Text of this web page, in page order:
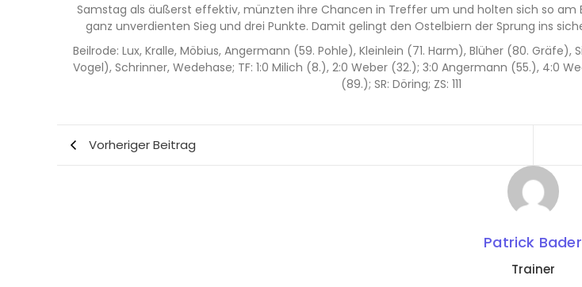
Samstag als äußerst effektiv, münzten ihre Chancen in Treffer um und holten sich so am
ganz unverdienten Sieg und drei Punkte. Damit gelingt den Ostelbiern der Sprung ins
Beilrode: Lux, Kralle, Möbius, Angermann (59. Pohle), Kleinlein (71. Harm), Blüher (80. Gräfe),
Vogel), Schrinner, Wedehase; TF: 1:0 Milich (8.), 2:0 Weber (32.); 3:0 Angermann (55.), 4:0
(89.); SR: Döring; ZS: 111
Vorheriger Beitrag
Patrick Bader
Trainer